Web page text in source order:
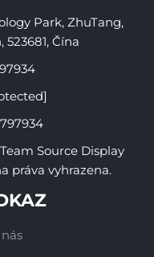
Park, ZhuTang,
Čína
Source Display
práva vyhrazena.